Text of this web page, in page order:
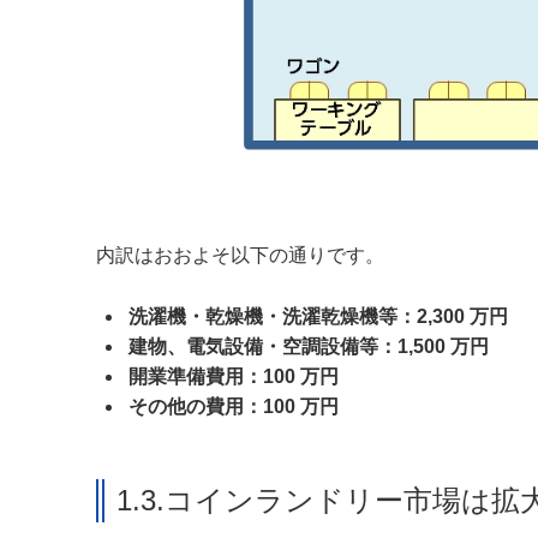
内訳はおおよそ以下の通りです。
洗濯機・乾燥機・洗濯乾燥機等：2,300 万円
建物、電気設備・空調設備等：1,500 万円
開業準備費用：100 万円
その他の費用：100 万円
1.3.コインランドリー市場は拡